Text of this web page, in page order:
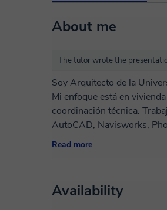
About me
The tutor wrote the
Soy Arquitecto de la
Mi enfoque está en
coordinación técnica. Trabajo con Revit y SketchUp como herramientas principales, además de
AutoCAD, Navisworks,
complementan el flujo de
enseñar desde la lógica de
Read more
Availability